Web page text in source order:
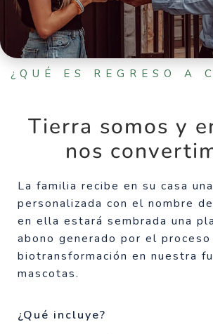
¿QUÉ ES REGRESO A
Tierra somos y
nos
La familia recibe en su casa
personalizada con el nombre
en ella estará sembrada una
abono generado por el proceso
biotransformación en nuestra
mascotas.
¿Qué incluye?